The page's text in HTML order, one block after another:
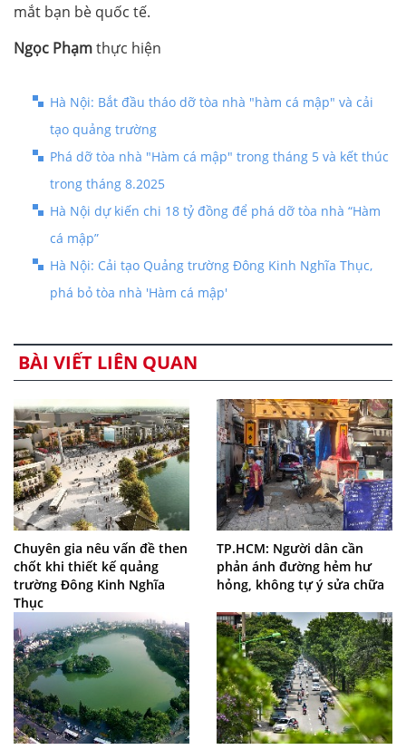
mắt bạn bè quốc tế.
Ngọc Phạmthực hiện
Hà Nội: Bắt đầu tháo dỡ tòa nhà "hàm cá mập" và cải
tạo quảng trường
Phá dỡ tòa nhà "Hàm cá mập" trong tháng 5 và kết thúc
trong tháng 8.2025
Hà Nội dự kiến chi 18 tỷ đồng để phá dỡ tòa nhà “Hàm
cá mập”
Hà Nội: Cải tạo Quảng trường Đông Kinh Nghĩa Thục,
phá bỏ tòa nhà 'Hàm cá mập'
BÀI VIẾT LIÊN QUAN
Chuyên gia nêu vấn đề then
chốt khi thiết kế quảng
trường Đông Kinh Nghĩa
Thục
TP.HCM: Người dân cần
phản ánh đường hẻm hư
hỏng, không tự ý sửa chữa